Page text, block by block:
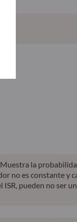
la
no es constante y
pueden no ser